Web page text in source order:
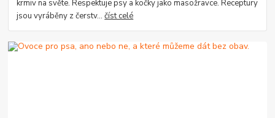
krmiv na světe. Respektuje psy a kočky jako masožravce. Receptury
jsou vyráběny z čerstv...číst celé